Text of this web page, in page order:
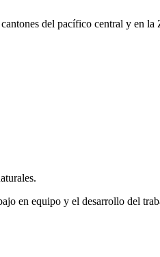
del pacífico central y en
en equipo y el desarrollo del